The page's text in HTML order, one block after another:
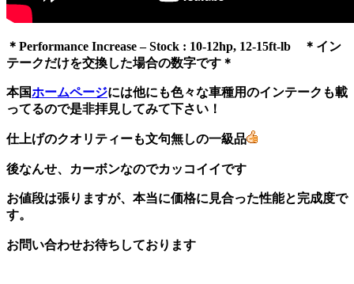
＊Performance Increase – Stock : 10-12hp, 12-15ft-lb ＊イン
テークだけを交換した場合の数字です＊
本国ホームページには他にも色々な車種用のインテークも載
ってるので是非拝見してみて下さい！
仕上げのクオリティーも文句無しの一級品
後なんせ、カーボンなのでカッコイイです
お値段は張りますが、本当に価格に見合った性能と完成度で
す。
お問い合わせお待ちしております